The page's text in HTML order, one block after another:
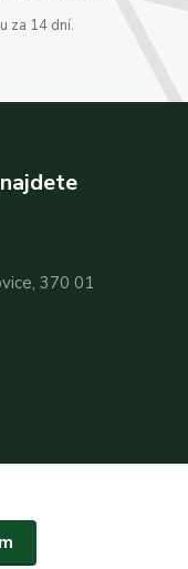
za 14 dní.
370 01